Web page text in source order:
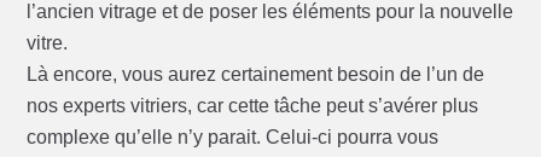
l’ancien vitrage et de poser les éléments pour la nouvelle
vitre.
Là encore, vous aurez certainement besoin de l’un de
nos experts vitriers, car cette tâche peut s’avérer plus
complexe qu’elle n’y parait. Celui-ci pourra vous